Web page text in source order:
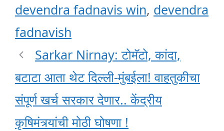
devendra fadnavis win, devendra
fadnavish
Sarkar Nirnay: टोमॅटो, कांदा,
बटाटा आता थेट दिल्ली-मुंबईला! वाहतुकीचा
संपूर्ण खर्च सरकार देणार.. केंद्रीय
कृषिमंत्र्यांची मोठी घोषणा !